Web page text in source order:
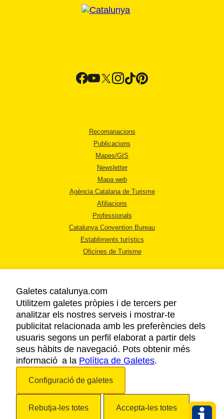
Recomanacions
Publicacions
Mapes/GIS
Newsletter
Mapa web
Agència Catalana de Turisme
Afiliacions
Professionals
Catalunya Convention Bureau
Establiments turístics
Oficines de Turisme
AVÍS LEGAL
POLÍTICA DE PRIVACITAT
COOKIES
ACCESSIBILITAT
Galetes catalunya.com
Utilitzem galetes pròpies i de tercers per
analitzar els nostres serveis i mostrar-te
publicitat relacionada amb les preferències dels
usuaris segons un perfil elaborat a partir dels
seus hàbits de navegació. Pots obtenir més
informació a la Política de Galetes.
Configuració de galetes
Rebutja-les totes Accepta-les totes